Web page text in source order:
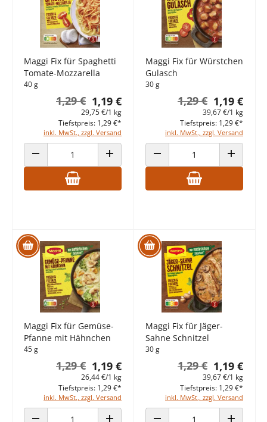
Maggi Fix für Spaghetti
Tomate-Mozzarella
40 g
1,19 €
1,29 €
29,75 €/1 kg
inkl. MwSt., zzgl. Versand
Tiefstpreis: 1,29 €*
ANZAHL VERRINGERN ANZAHL ERHÖHEN
Maggi Fix für Würstchen
Gulasch
30 g
1,19 €
1,29 €
39,67 €/1 kg
inkl. MwSt., zzgl. Versand
Tiefstpreis: 1,29 €*
ANZAHL VERRINGERN ANZAHL
Maggi Fix für Gemüse-
Pfanne mit Hähnchen
45 g
1,19 €
1,29 €
26,44 €/1 kg
inkl. MwSt., zzgl. Versand
Tiefstpreis: 1,29 €*
Maggi Fix für Jäger-
Sahne Schnitzel
30 g
1,19 €
1,29 €
39,67 €/1 kg
inkl. MwSt., zzgl. Versand
Tiefstpreis: 1,29 €*